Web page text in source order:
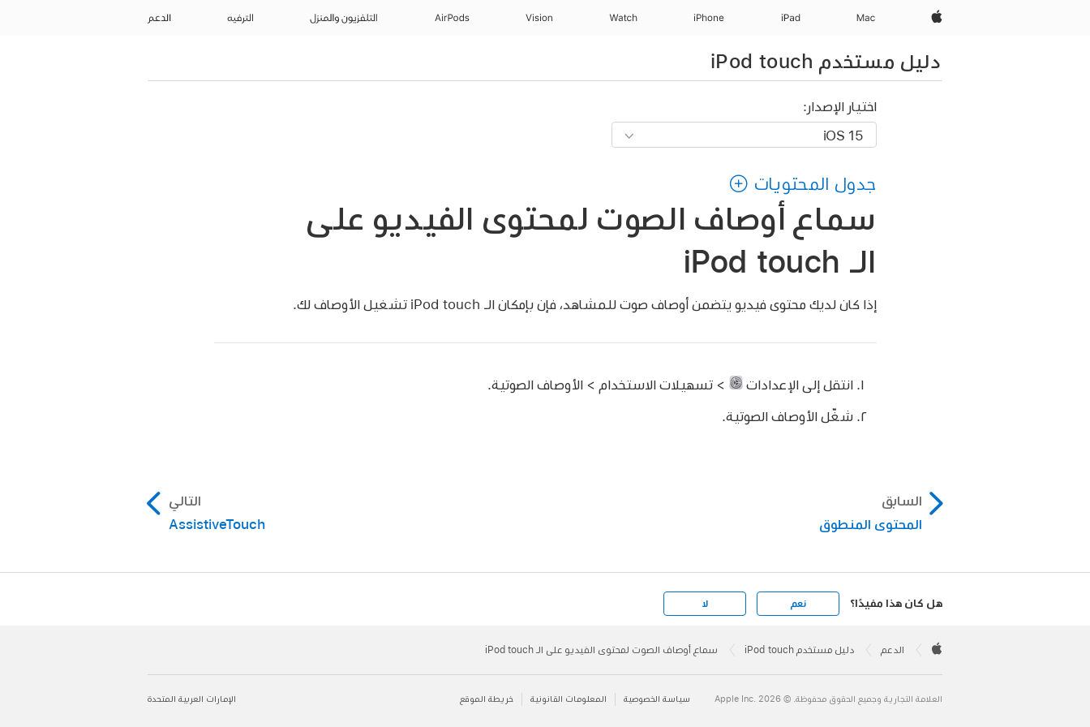
Apple‏
Mac
iPad‏
iPhone
Watch
Vision
AirPods التلفزيون والمنزل الترفيه الدعم
دليل مستخدم iPod touch
اختيار الإصدار:
جدول المحتويات
سماع أوصاف الصوت لمحتوى الفيديو على
الـ iPod touch
إذا كان لديك محتوى فيديو يتضمن أوصاف صوت للمشاهد، فإن بإمكان الـ iPod touch تشغيل الأوصاف لك.
انتقل إلى الإعدادات > تسهيلات الاستخدام > الأوصاف الصوتية.
شغّل الأوصاف الصوتية.
السابق
المحتوى المنطوق
التالي
AssistiveTouch
هل كان هذا مفيدًا؟ نعم لا
Footer

الدعم دليل مستخدم iPod touch سماع أوصاف الصوت لمحتوى الفيديو على الـ iPod touch
الإمارات العربية المتحدة العلامة التجارية وجميع الحقوق محفوظة. © 2026 ‏.Apple Inc سياسة الخصوصية المعلومات القانونية خريطة الموقع